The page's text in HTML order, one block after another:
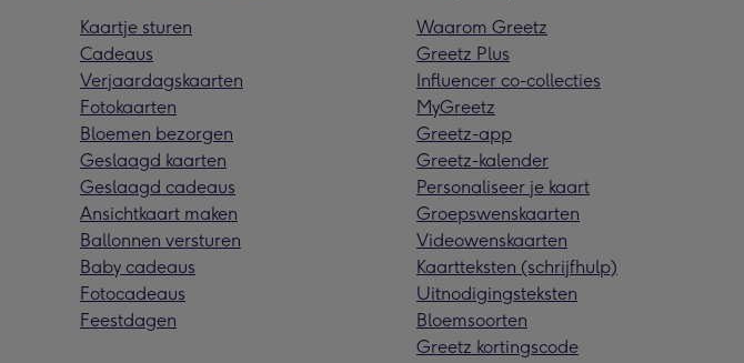
Kaartje sturen
Cadeaus
Verjaardagskaarten
Fotokaarten
Bloemen bezorgen
Geslaagd kaarten
Geslaagd cadeaus
Ansichtkaart maken
Ballonnen versturen
Baby cadeaus
Fotocadeaus
Feestdagen
Waarom Greetz
Greetz Plus
Influencer co-collecties
MyGreetz
Greetz-app
Greetz-kalender
Personaliseer je kaart
Groepswenskaarten
Videowenskaarten
Kaartteksten (schrijfhulp)
Uitnodigingsteksten
Bloemsoorten
Greetz kortingscode